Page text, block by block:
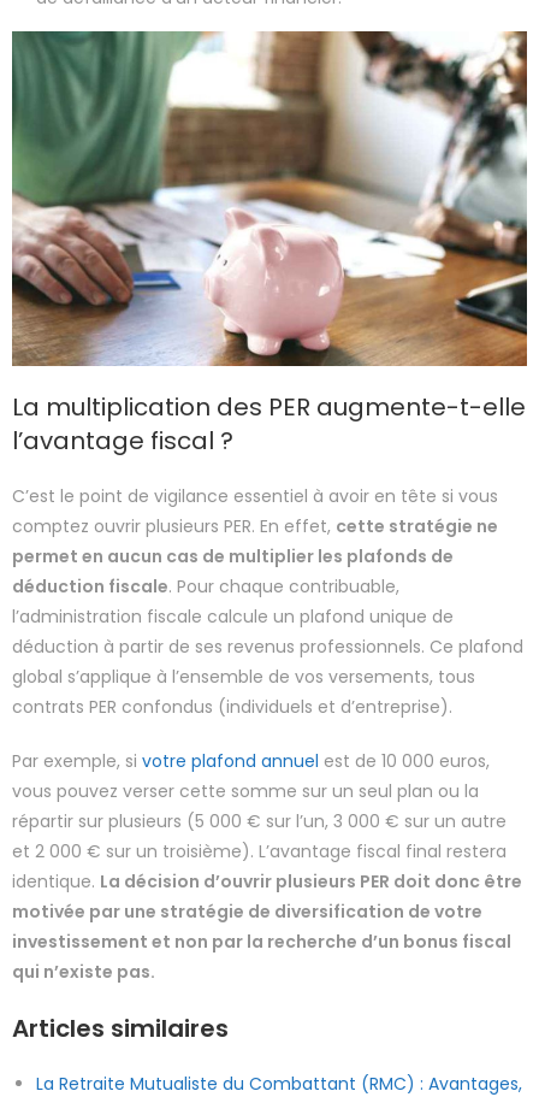
La multiplication des PER augmente-t-elle
l’avantage fiscal ?
C’est le point de vigilance essentiel à avoir en tête si vous
comptez ouvrir plusieurs PER. En effet, cette stratégie ne
permet en aucun cas de multiplier les plafonds de
déduction fiscale. Pour chaque contribuable,
l’administration fiscale calcule un plafond unique de
déduction à partir de ses revenus professionnels. Ce plafond
global s’applique à l’ensemble de vos versements, tous
contrats PER confondus (individuels et d’entreprise).
Par exemple, si votre plafond annuel est de 10 000 euros,
vous pouvez verser cette somme sur un seul plan ou la
répartir sur plusieurs (5 000 € sur l’un, 3 000 € sur un autre
et 2 000 € sur un troisième). L’avantage fiscal final restera
identique. La décision d’ouvrir plusieurs PER doit donc être
motivée par une stratégie de diversification de votre
investissement et non par la recherche d’un bonus fiscal
qui n’existe pas.
Articles similaires
La Retraite Mutualiste du Combattant (RMC) : Avantages,